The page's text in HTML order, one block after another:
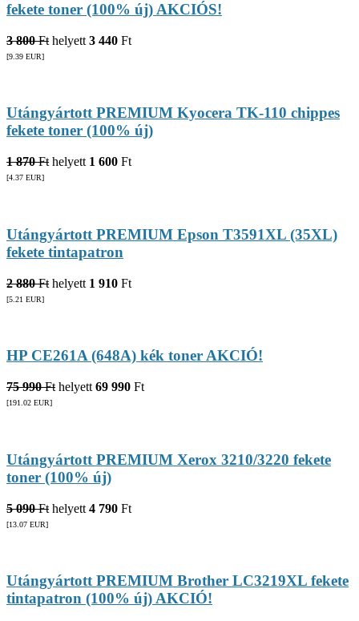
fekete toner (100% új) AKCIÓS!
3 800 Ft helyett 3 440 Ft
[9.39 EUR]
Utángyártott PREMIUM Kyocera TK-110 chippes
fekete toner (100% új)
1 870 Ft helyett 1 600 Ft
[4.37 EUR]
Utángyártott PREMIUM Epson T3591XL (35XL)
fekete tintapatron
2 880 Ft helyett 1 910 Ft
[5.21 EUR]
HP CE261A (648A) kék toner AKCIÓ!
75 990 Ft helyett 69 990 Ft
[191.02 EUR]
Utángyártott PREMIUM Xerox 3210/3220 fekete
toner (100% új)
5 090 Ft helyett 4 790 Ft
[13.07 EUR]
Utángyártott PREMIUM Brother LC3219XL fekete
tintapatron (100% új) AKCIÓ!